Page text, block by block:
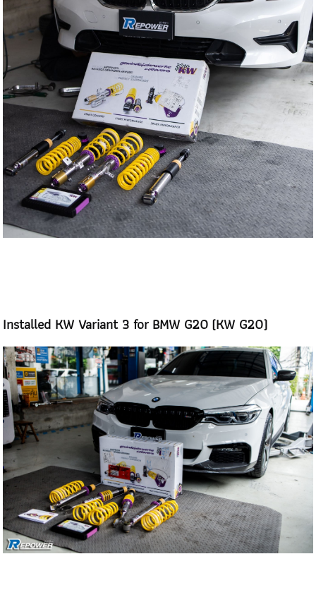
Installed KW Variant 3 forBMW G20(KW G20)